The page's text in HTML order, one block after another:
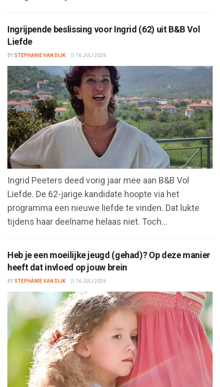
Ingrijpende beslissing voor Ingrid (62) uit B&B Vol
Liefde
BY STEPHANIE VAN DIJK 16 JULI 2026
Ingrid Peeters deed vorig jaar mee aan B&B Vol
Liefde. De 62-jarige kandidate hoopte via het
programma een nieuwe liefde te vinden. Dat lukte
tijdens haar deelname helaas niet. Toch...
Heb je een moeilijke jeugd (gehad)? Op deze manier
heeft dat invloed op jouw brein
BY STEPHANIE VAN DIJK 16 JULI 2026